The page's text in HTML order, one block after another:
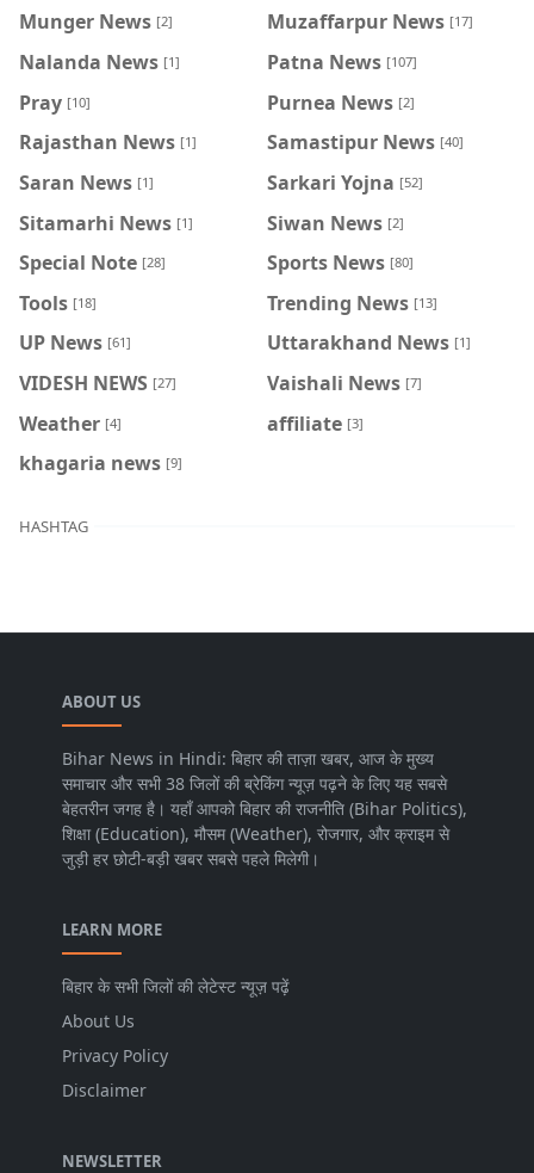
Munger News [2] Muzaffarpur News [17]
Nalanda News [1] Patna News [107]
Pray [10] Purnea News [2]
Rajasthan News [1] Samastipur News [40]
Saran News [1] Sarkari Yojna [52]
Sitamarhi News [1] Siwan News [2]
Special Note [28] Sports News [80]
Tools [18] Trending News [13]
UP News [61] Uttarakhand News [1]
VIDESH NEWS [27] Vaishali News [7]
Weather [4] affiliate [3]
khagaria news [9]
HASHTAG
ABOUT US
Bihar News in Hindi: बिहार की ताज़ा खबर, आज के मुख्य
समाचार और सभी 38 जिलों की ब्रेकिंग न्यूज़ पढ़ने के लिए यह सबसे
बेहतरीन जगह है। यहाँ आपको बिहार की राजनीति (Bihar Politics),
शिक्षा (Education), मौसम (Weather), रोजगार, और क्राइम से
जुड़ी हर छोटी-बड़ी खबर सबसे पहले मिलेगी।
LEARN MORE
बिहार के सभी जिलों की लेटेस्ट न्यूज़ पढ़ें
About Us
Privacy Policy
Disclaimer
NEWSLETTER